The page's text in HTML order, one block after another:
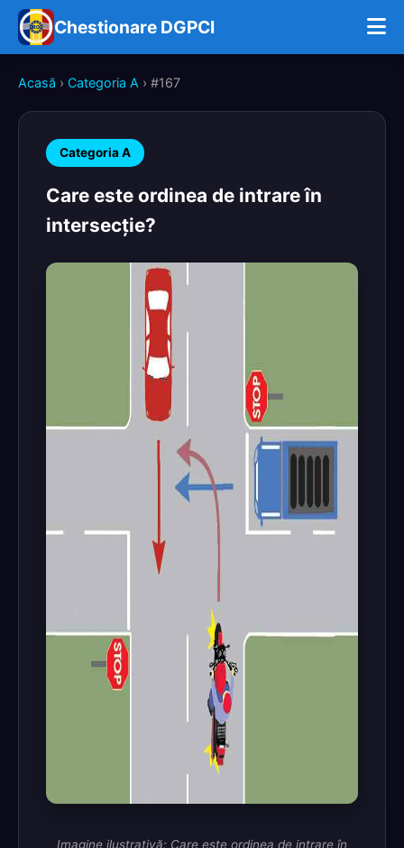
Chestionare DGPCI
Acasă › Categoria A › #167
Categoria A
Care este ordinea de intrare în
intersecţie?
Imagine ilustrativă: Care este ordinea de intrare în